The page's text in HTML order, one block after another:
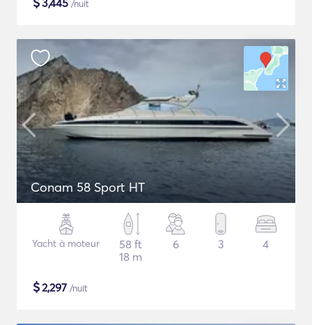
3,445 /nuit
Conam 58 Sport HT
Yacht à moteur
58 ft
18 m
6 3 4
$2,297 /nuit